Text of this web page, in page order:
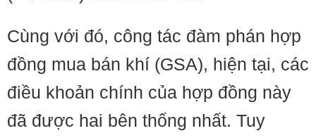
Cùng với đó, công tác đàm phán hợp
đồng mua bán khí (GSA), hiện tại, các
điều khoản chính của hợp đồng này
đã được hai bên thống nhất. Tuy